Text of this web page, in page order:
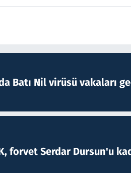
Batı Nil virüsü vakaları
forvet Serdar Dursun'u